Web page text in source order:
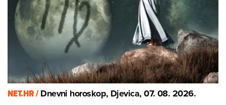
NET.HR /Dnevni horoskop, Djevica, 07. 08. 2026.